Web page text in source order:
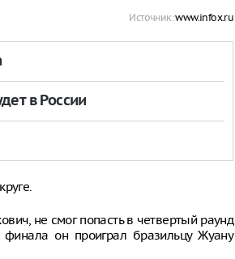
Источник:www.infox.ru
в России
не смог попасть в четвертый раунд
он проиграл бразильцу Жуану